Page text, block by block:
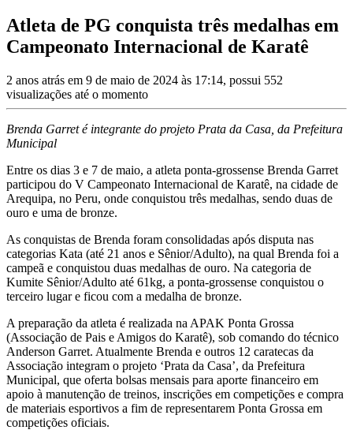
Atleta de PG conquista três medalhas em
Campeonato Internacional de Karatê
2 anos atrás em 9 de maio de 2024 às 17:14, possui 552
visualizações até o momento
Brenda Garret é integrante do projeto Prata da Casa, da Prefeitura
Municipal
Entre os dias 3 e 7 de maio, a atleta ponta-grossense Brenda Garret
participou do V Campeonato Internacional de Karatê, na cidade de
Arequipa, no Peru, onde conquistou três medalhas, sendo duas de
ouro e uma de bronze.
As conquistas de Brenda foram consolidadas após disputa nas
categorias Kata (até 21 anos e Sênior/Adulto), na qual Brenda foi a
campeã e conquistou duas medalhas de ouro. Na categoria de
Kumite Sênior/Adulto até 61kg, a ponta-grossense conquistou o
terceiro lugar e ficou com a medalha de bronze.
A preparação da atleta é realizada na APAK Ponta Grossa
(Associação de Pais e Amigos do Karatê), sob comando do técnico
Anderson Garret. Atualmente Brenda e outros 12 caratecas da
Associação integram o projeto ‘Prata da Casa’, da Prefeitura
Municipal, que oferta bolsas mensais para aporte financeiro em
apoio à manutenção de treinos, inscrições em competições e compra
de materiais esportivos a fim de representarem Ponta Grossa em
competições oficiais.